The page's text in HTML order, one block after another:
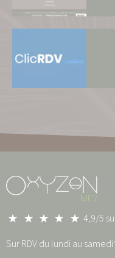
4,9/5
Sur RDV du lundi au